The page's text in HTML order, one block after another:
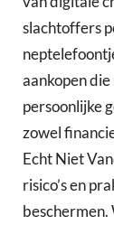
slachtoffers
aankopen
persoonlijke
zowel
Echt Niet
risico’s en